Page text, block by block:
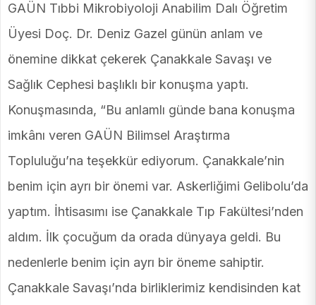
GAÜN Tıbbi Mikrobiyoloji Anabilim Dalı Öğretim
Üyesi Doç. Dr. Deniz Gazel günün anlam ve
önemine dikkat çekerek Çanakkale Savaşı ve
Sağlık Cephesi başlıklı bir konuşma yaptı.
Konuşmasında, “Bu anlamlı günde bana konuşma
imkânı veren GAÜN Bilimsel Araştırma
Topluluğu’na teşekkür ediyorum. Çanakkale’nin
benim için ayrı bir önemi var. Askerliğimi Gelibolu’da
yaptım. İhtisasımı ise Çanakkale Tıp Fakültesi’nden
aldım. İlk çocuğum da orada dünyaya geldi. Bu
nedenlerle benim için ayrı bir öneme sahiptir.
Çanakkale Savaşı’nda birliklerimiz kendisinden kat